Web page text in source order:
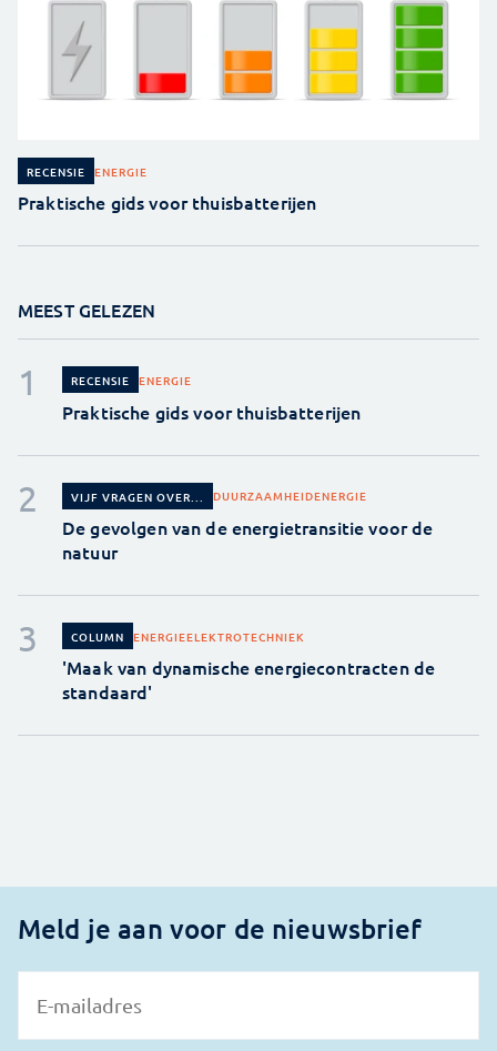
RECENSIE ENERGIE
Praktische gids voor thuisbatterijen
MEEST GELEZEN
RECENSIE ENERGIE
Praktische gids voor thuisbatterijen
VIJF VRAGEN OVER... DUURZAAMHEIDENERGIE
De gevolgen van de energietransitie voor de
natuur
COLUMN ENERGIEELEKTROTECHNIEK
'Maak van dynamische energiecontracten de
standaard'
Meld je aan voor de nieuwsbrief